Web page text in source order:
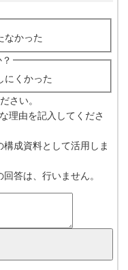
なかった
にくかった
さい。
理由を記入してくださ
成資料として活用しま
答は、行いません。